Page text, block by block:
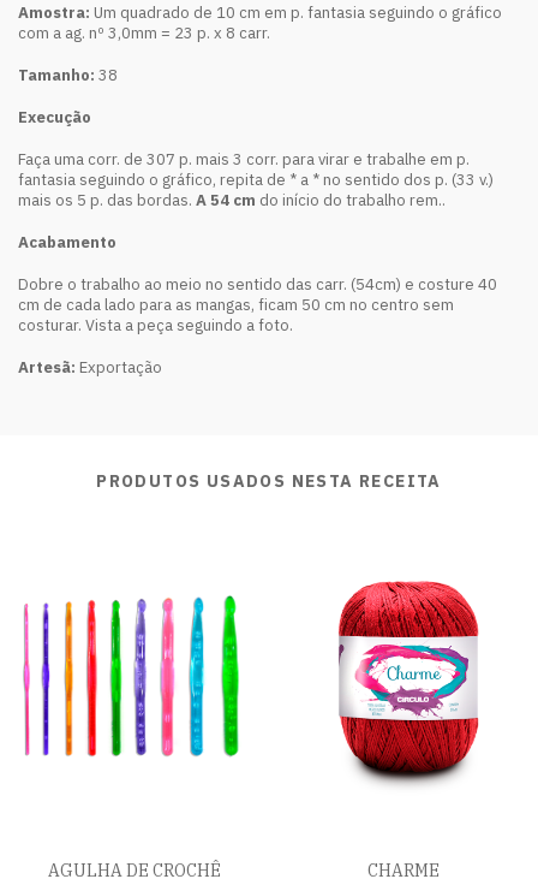
Amostra: Um quadrado de 10 cm em p. fantasia seguindo o gráfico
com a ag. nº 3,0mm = 23 p. x 8 carr.
Tamanho: 38
Execução
Faça uma corr. de 307 p. mais 3 corr. para virar e trabalhe em p.
fantasia seguindo o gráfico, repita de * a * no sentido dos p. (33 v.)
mais os 5 p. das bordas. A 54 cm do início do trabalho rem..
Acabamento
Dobre o trabalho ao meio no sentido das carr. (54cm) e costure 40
cm de cada lado para as mangas, ficam 50 cm no centro sem
costurar. Vista a peça seguindo a foto.
Artesã: Exportação
PRODUTOS USADOS NESTA RECEITA
AGULHA DE CROCHÊ CHARME